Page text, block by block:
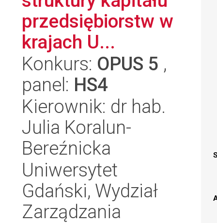
przedsiębiorstw w
krajach U...
Konkurs: OPUS 5 ,
panel: HS4
Kierownik: dr hab.
Julia Koralun-
Bereźnicka
Uniwersytet
Gdański, Wydział
Zarządzania